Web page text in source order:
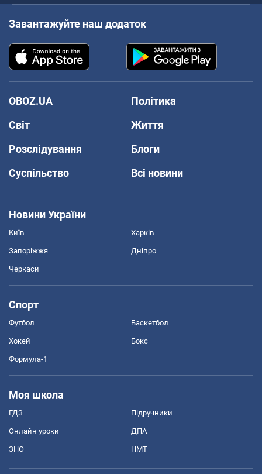
Завантажуйте наш додаток
OBOZ.UA
Політика
Світ
Життя
Розслідування
Блоги
Суспільство
Всі новини
Новини України
Київ Харків
Запоріжжя Дніпро
Черкаси
Спорт
Футбол Баскетбол
Хокей Бокс
Формула-1
Моя школа
ГДЗ Підручники
Онлайн уроки ДПА
ЗНО НМТ